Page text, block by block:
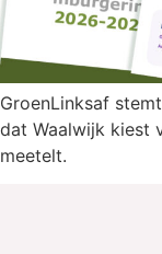
GroenLinksaf
dat Waalwijk kiest
meetelt.